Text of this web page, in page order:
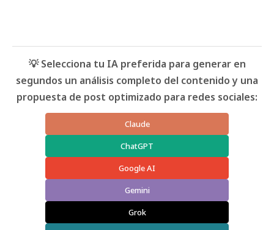
💡 Selecciona tu IA preferida para generar en
segundos un análisis completo del contenido y una
propuesta de post optimizado para redes sociales:
Claude
ChatGPT
Google AI
Gemini
Grok